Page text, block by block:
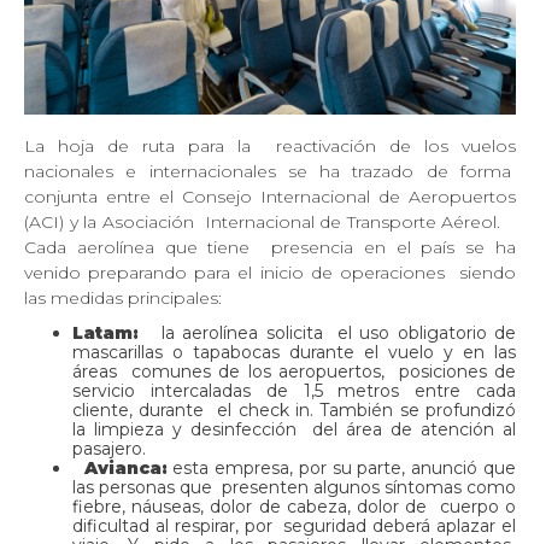
La hoja de ruta para la
reactivación de los vuelos
nacionales e internacionales se ha trazado de forma
conjunta entre el Consejo Internacional de Aeropuertos
(ACI) y la Asociación
Internacional de Transporte Aéreol.
Cada aerolínea que tiene
presencia en el país se ha
venido preparando para el inicio de operaciones
siendo
las medidas principales:
Latam:
la aerolínea solicita
el uso obligatorio de
mascarillas o tapabocas durante el vuelo y en las
áreas
comunes de los aeropuertos,
posiciones de
servicio intercaladas de 1,5 metros entre cada
cliente, durante
el check in. También se profundizó
la limpieza y desinfección
del área de atención al
pasajero.
Avianca: esta empresa, por su parte, anunció que
las personas que presenten algunos síntomas como
fiebre, náuseas, dolor de cabeza, dolor de
cuerpo o
dificultad al respirar, por seguridad deberá aplazar el